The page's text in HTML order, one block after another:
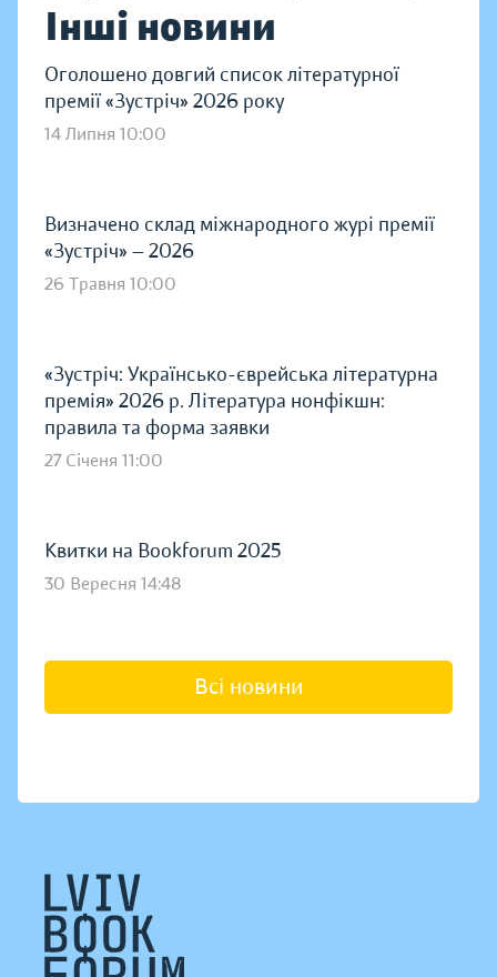
Інші новини
Оголошено довгий список літературної
премії «Зустріч» 2026 року
14 Липня 10:00
Визначено склад міжнародного журі премії
«Зустріч» — 2026
26 Травня 10:00
«Зустріч: Українсько-єврейська літературна
премія» 2026 р. Література нонфікшн:
правила та форма заявки
27 Січеня 11:00
Квитки на Bookforum 2025
30 Вересня 14:48
Всі новини